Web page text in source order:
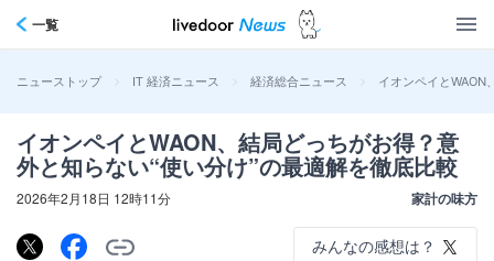
一覧
ニューストップ > IT 経済ニュース > 経済総合ニュース > イオンペイとWAON
イオンペイとWAON、結局どっちがお得？意
外と知らない“使い分け”の最適解を徹底比較
2026年2月18日 12時11分 家計の味方
みんなの感想は？